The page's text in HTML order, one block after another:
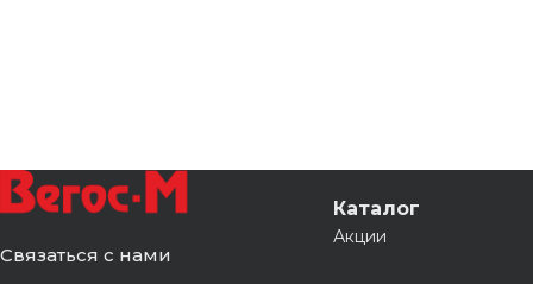
Связаться с нами
Каталог
Акции